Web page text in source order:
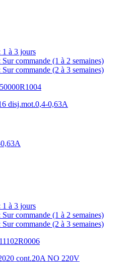
1 à 3 jours
Sur commande (1 à 2 semaines)
Sur commande (2 à 3 semaines)
1 à 3 jours
Sur commande (1 à 2 semaines)
Sur commande (2 à 3 semaines)